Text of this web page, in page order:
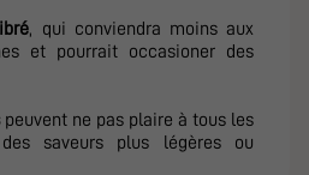
, qui conviendra moins aux
et pourrait occasioner des
peuvent ne pas plaire à tous les
saveurs plus légères ou